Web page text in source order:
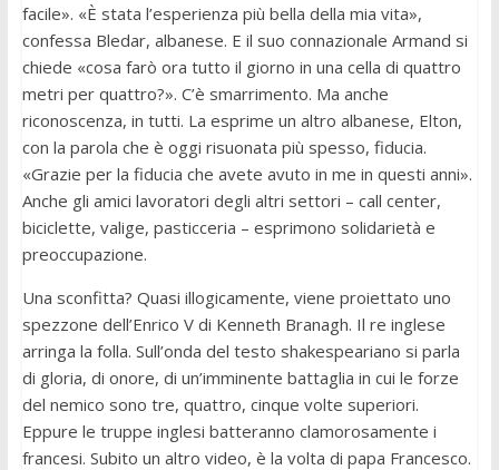
facile». «È stata l’esperienza più bella della mia vita»,
confessa Bledar, albanese. E il suo connazionale Armand si
chiede «cosa farò ora tutto il giorno in una cella di quattro
metri per quattro?». C’è smarrimento. Ma anche
riconoscenza, in tutti. La esprime un altro albanese, Elton,
con la parola che è oggi risuonata più spesso, fiducia.
«Grazie per la fiducia che avete avuto in me in questi anni».
Anche gli amici lavoratori degli altri settori – call center,
biciclette, valige, pasticceria – esprimono solidarietà e
preoccupazione.
Una sconfitta? Quasi illogicamente, viene proiettato uno
spezzone dell’Enrico V di Kenneth Branagh. Il re inglese
arringa la folla. Sull’onda del testo shakespeariano si parla
di gloria, di onore, di un’imminente battaglia in cui le forze
del nemico sono tre, quattro, cinque volte superiori.
Eppure le truppe inglesi batteranno clamorosamente i
francesi. Subito un altro video, è la volta di papa Francesco.